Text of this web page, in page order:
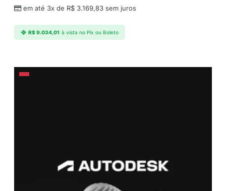
em até 3x de R$ 3.169,83 sem juros
R$9.034,01 à vista no Pix ou Boleto